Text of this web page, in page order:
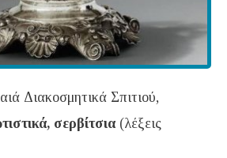
Διακοσμητικά Σπιτιού,
σερβίτσια (λέξεις